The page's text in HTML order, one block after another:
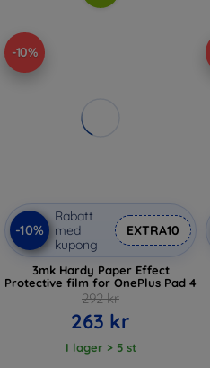
-10%
-10%
Rabatt
med
kupong
EXTRA10
3mk Hardy Paper Effect
Protective film for OnePlus Pad 4
292 kr
263 kr
I lager > 5 st